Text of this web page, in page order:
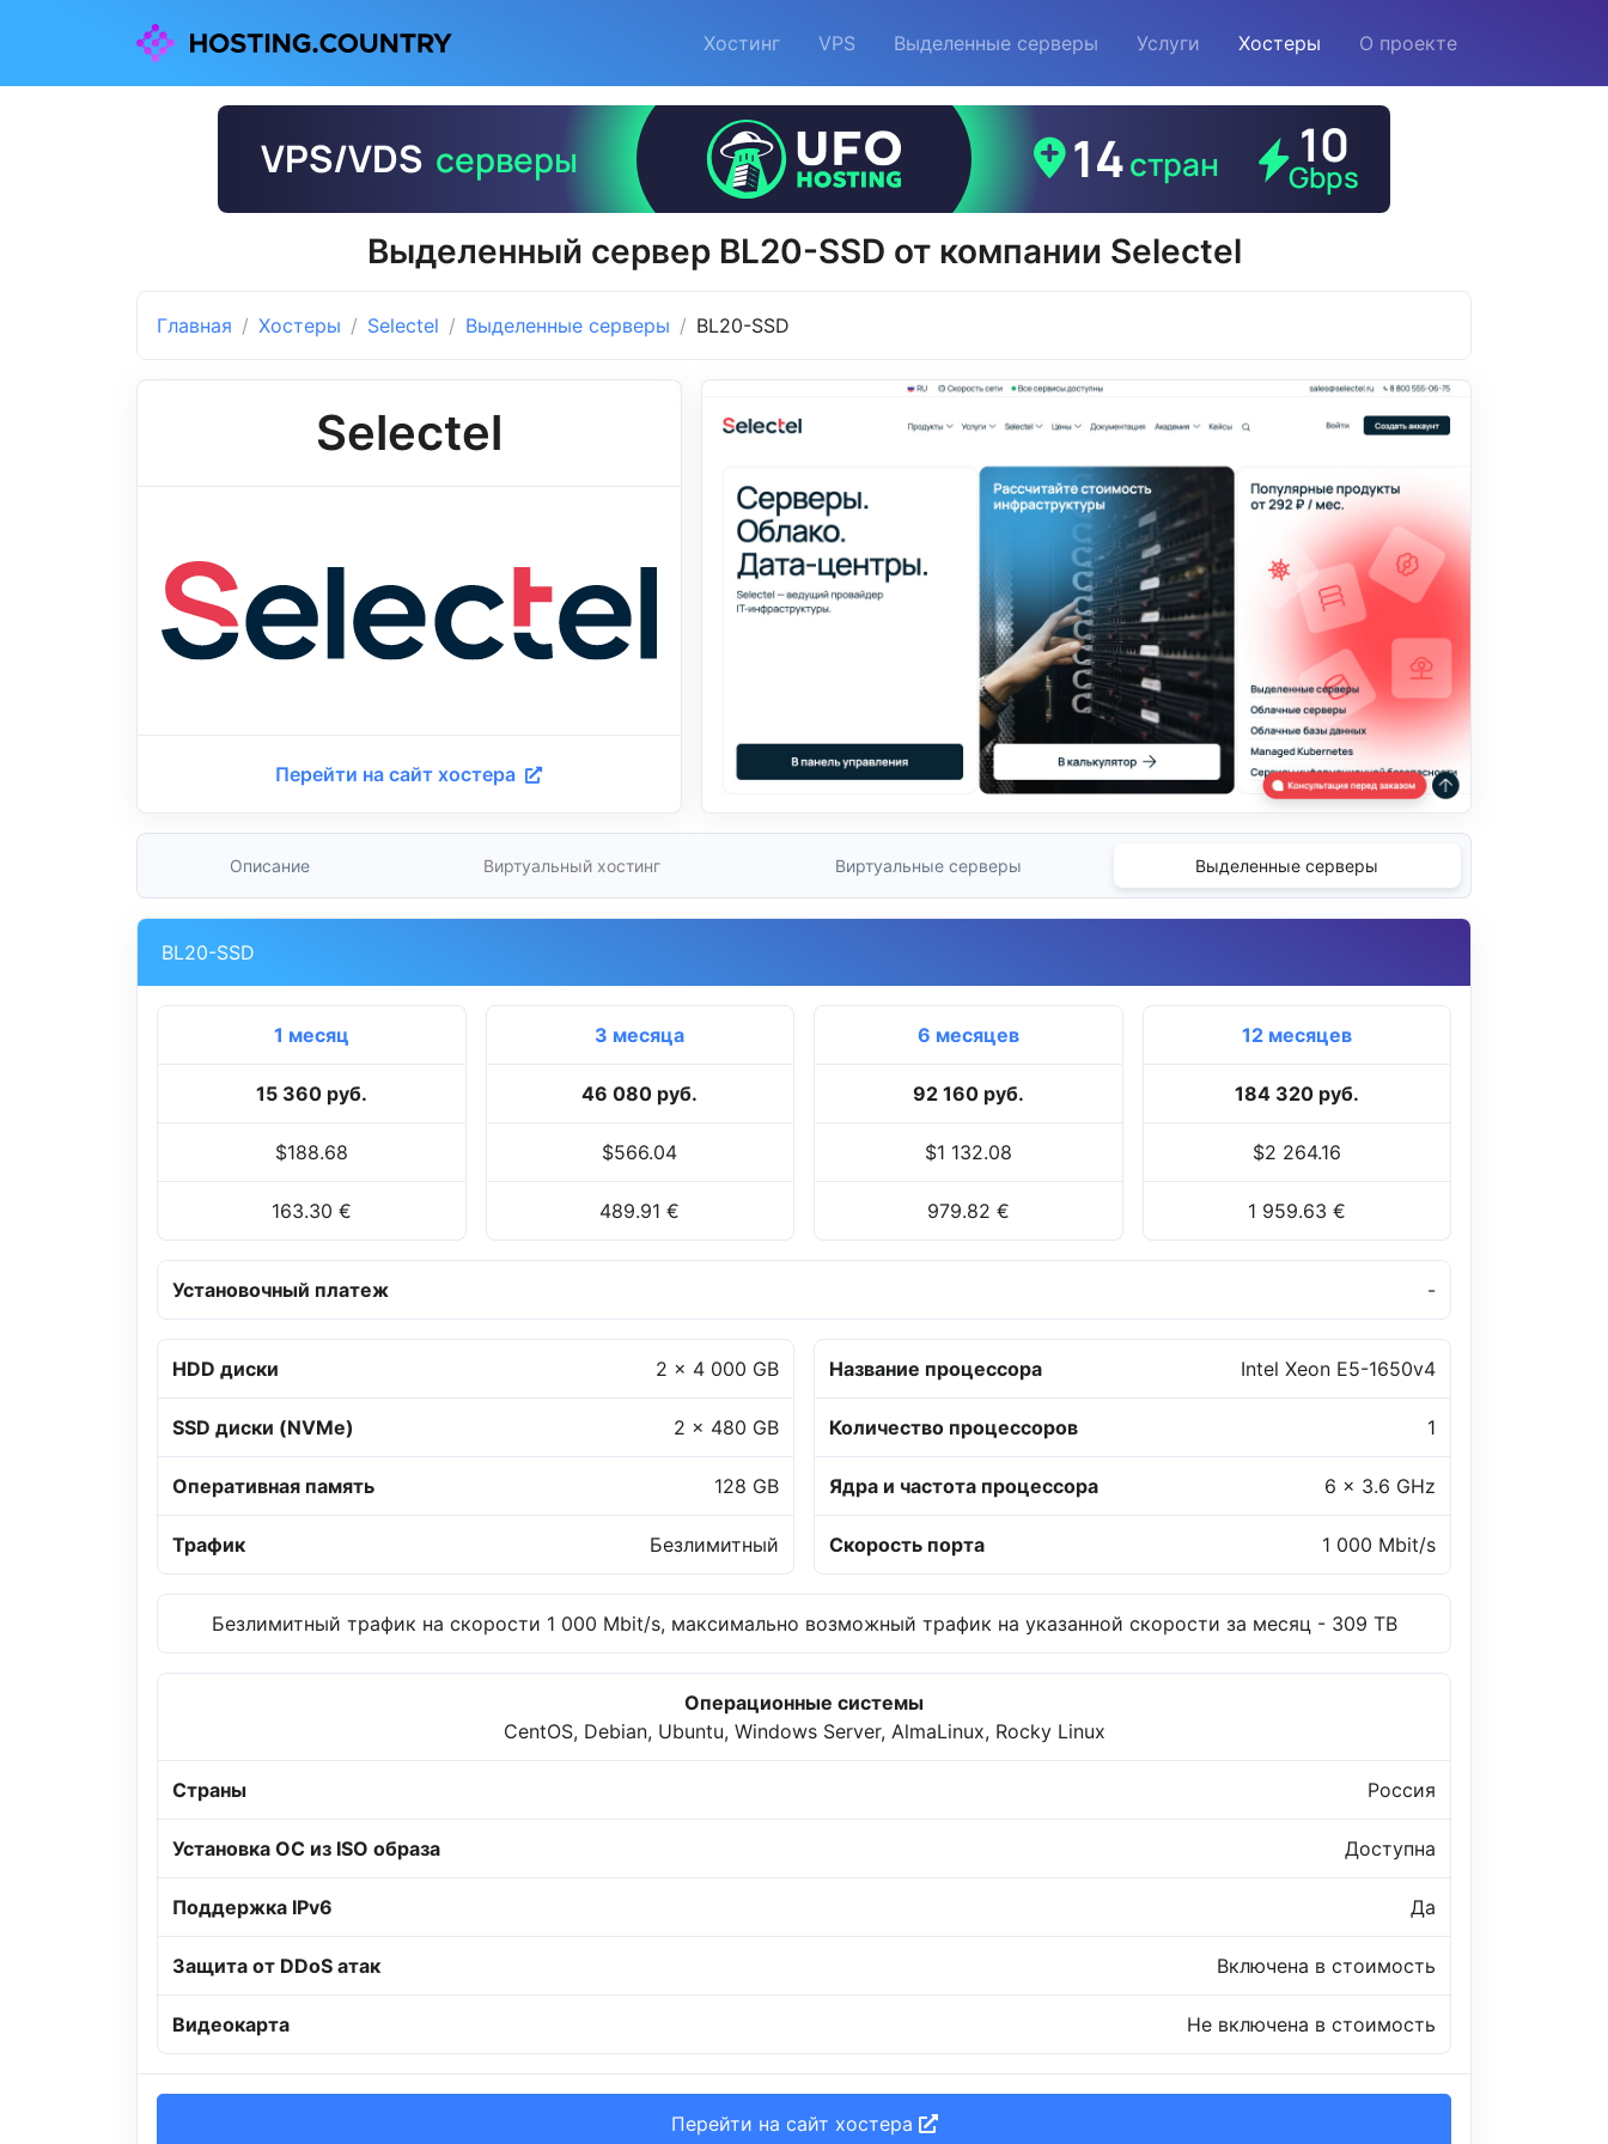
Хостинг VPS Выделенные серверы Услуги Хостеры О проекте
Выделенный сервер BL20-SSD от компании Selectel
Главная Хостеры Selectel Выделенные серверы BL20-SSD
Selectel
Перейти на сайт хостера
Описание Виртуальный хостинг Виртуальные серверы Выделенные серверы
BL20-SSD
1 месяц
15 360 руб.
$188.68
163.30 €
3 месяца
46 080 руб.
$566.04
489.91 €
6 месяцев
92 160 руб.
$1 132.08
979.82 €
12 месяцев
184 320 руб.
$2 264.16
1 959.63 €
Установочный платеж -
HDD диски 2 x 4 000 GB
SSD диски (NVMe) 2 x 480 GB
Оперативная память 128 GB
Трафик Безлимитный
Название процессора Intel Xeon E5-1650v4
Количество процессоров 1
Ядра и частота процессора 6 x 3.6 GHz
Скорость порта 1 000 Mbit/s
Безлимитный трафик на скорости 1 000 Mbit/s, максимально возможный трафик на указанной скорости за месяц - 309 TB
Операционные системы
CentOS, Debian, Ubuntu, Windows Server, AlmaLinux, Rocky Linux
Страны Россия
Установка ОС из ISO образа Доступна
Поддержка IPv6 Да
Защита от DDoS атак Включена в стоимость
Видеокарта Не включена в стоимость
Перейти на сайт хостера